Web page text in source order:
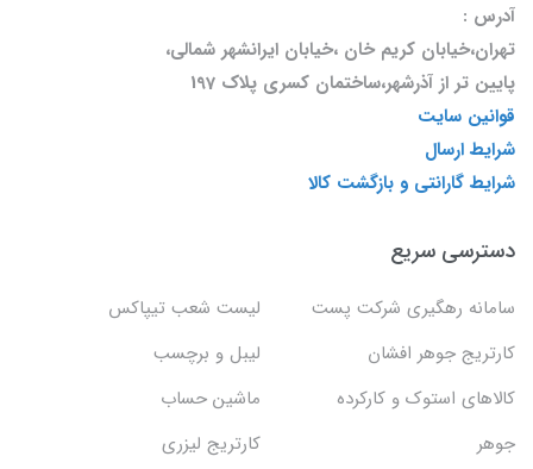
آدرس :
تهران،خیابان کریم خان ،خیابان ایرانشهر شمالی،
پایین تر از آذرشهر،ساختمان کسری پلاک 197
قوانین سایت
شرایط ارسال
شرایط گارانتی و بازگشت کالا
دسترسی سریع
سامانه رهگیری شرکت پست
لیست شعب تیپاکس
کارتریج جوهر افشان
لیبل و برچسب
کالاهای استوک و کارکرده
ماشین حساب
جوهر
کارتریج لیزری